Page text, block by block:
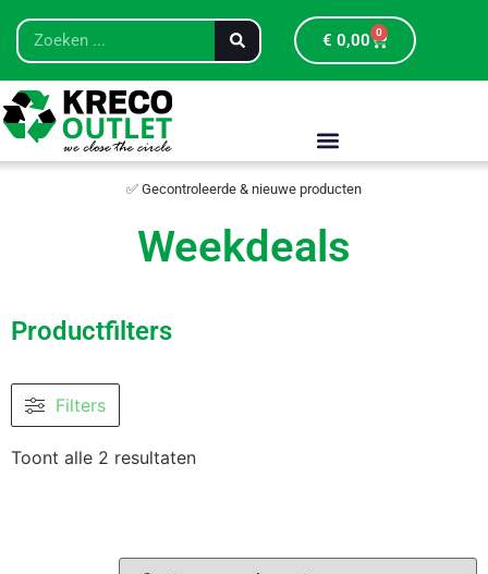
€ 0,00 0
✅ Gecontroleerde & nieuwe producten
Weekdeals
Productfilters
Filters
Toont alle 2 resultaten